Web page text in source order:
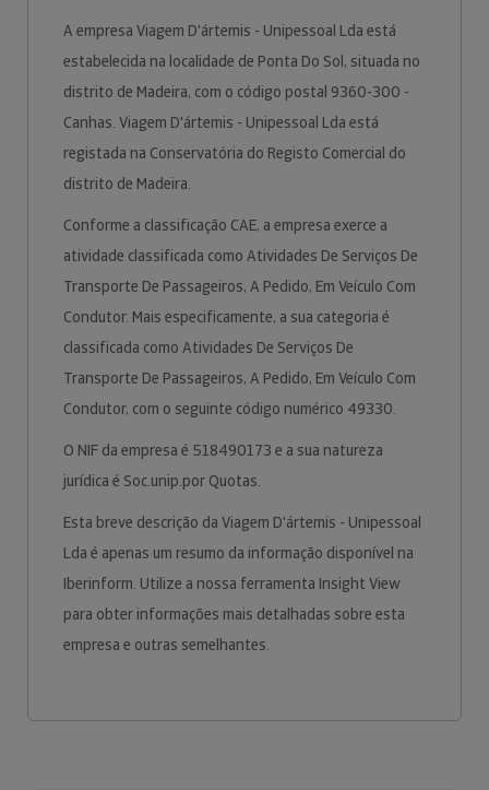
A empresa Viagem D'ártemis - Unipessoal Lda está
estabelecida na localidade de Ponta Do Sol, situada no
distrito de Madeira, com o código postal 9360-300 -
Canhas. Viagem D'ártemis - Unipessoal Lda está
registada na Conservatória do Registo Comercial do
distrito de Madeira.
Conforme a classificação CAE, a empresa exerce a
atividade classificada como Atividades De Serviços De
Transporte De Passageiros, A Pedido, Em Veículo Com
Condutor. Mais especificamente, a sua categoria é
classificada como Atividades De Serviços De
Transporte De Passageiros, A Pedido, Em Veículo Com
Condutor, com o seguinte código numérico 49330.
O NIF da empresa é 518490173 e a sua natureza
jurídica é Soc.unip.por Quotas.
Esta breve descrição da Viagem D'ártemis - Unipessoal
Lda é apenas um resumo da informação disponível na
Iberinform. Utilize a nossa ferramenta Insight View
para obter informações mais detalhadas sobre esta
empresa e outras semelhantes.